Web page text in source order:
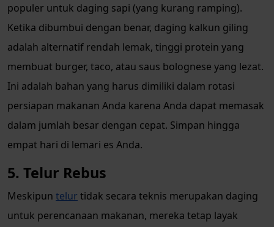
populer untuk daging sapi (yang kurang ramping).
Ketika dibumbui dengan benar, daging kalkun giling
adalah alternatif rendah lemak, tinggi protein yang
membuat burger, taco, atau saus bolognese yang lezat.
Ini adalah bahan yang harus dimiliki dalam rotasi
persiapan makanan Anda karena Anda dapat memasak
dalam jumlah besar dengan cepat. Simpan hingga
empat hari di lemari es Anda.
5. Telur Rebus
Meskipun telur tidak secara teknis merupakan daging
untuk perencanaan makanan, mereka tetap layak